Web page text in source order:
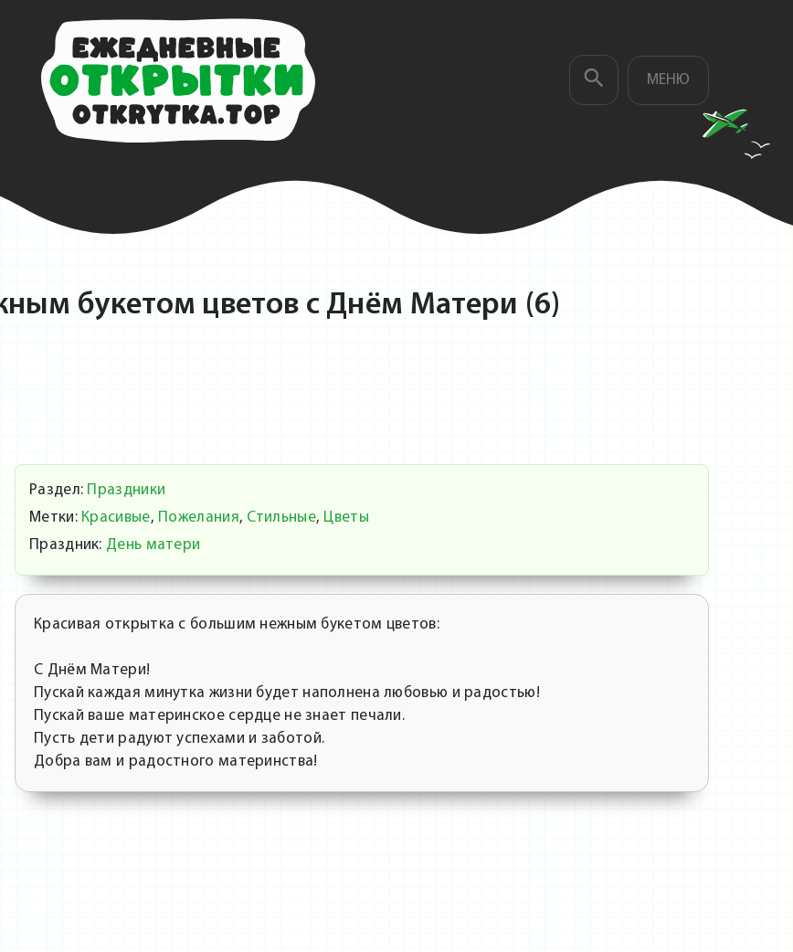
МЕНЮ
букетом цветов с Днём Матери (6)
Раздел: Праздники
Метки: Красивые, Пожелания, Стильные, Цветы
Праздник: День матери
Красивая открытка с большим нежным букетом цветов:
С Днём Матери!
Пускай каждая минутка жизни будет наполнена любовью и радостью!
Пускай ваше материнское сердце не знает печали.
Пусть дети радуют успехами и заботой.
Добра вам и радостного материнства!